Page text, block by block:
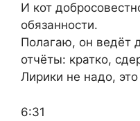
И кот
обязанности.
Полагаю, он ведёт
отчёты: кратко,
Лирики не надо,
6:31